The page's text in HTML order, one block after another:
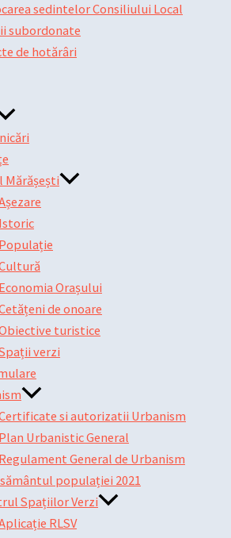
sedintelor Consiliului Local
subordonate
de hotărâri
Mărășești
Istoric
Populație
Economia Orașului
de onoare
turistice
verzi
si autorizatii Urbanism
Plan Urbanistic General
Regulament General de Urbanism
populației 2021
Spațiilor Verzi
RLSV